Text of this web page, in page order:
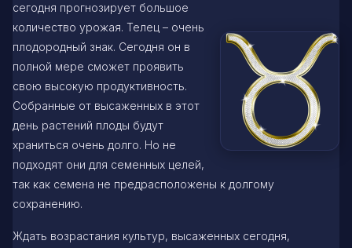
сегодня прогнозирует большое
количество урожая. Телец – очень
плодородный знак. Сегодня он в
полной мере сможет проявить
свою высокую продуктивность.
Собранные от высаженных в этот
день растений плоды будут
храниться очень долго. Но не
подходят они для семенных целей,
так как семена не предрасположены к долгому
сохранению.
Ждать возрастания культур, высаженных сегодня,